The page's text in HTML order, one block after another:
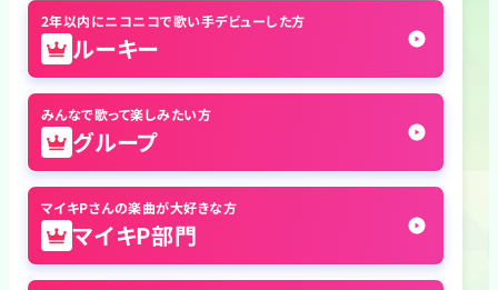
2年以内にニコニコで歌い手デビューした方
ルーキー
みんなで歌って楽しみたい方
グループ
マイキPさんの楽曲が大好きな方
マイキP部門